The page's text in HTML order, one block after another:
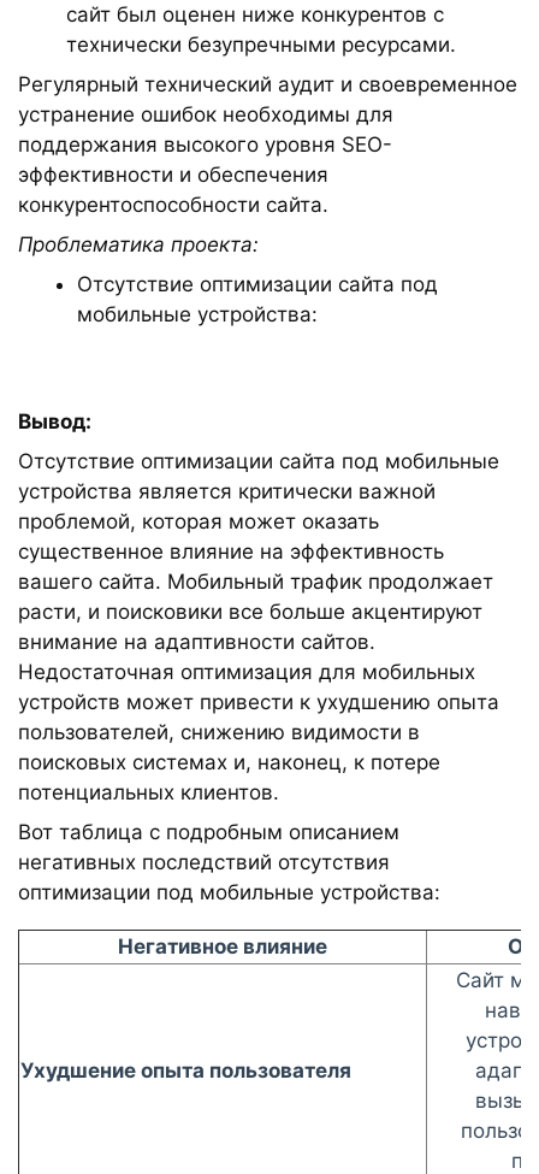
сайт был оценен ниже конкурентов с
технически безупречными ресурсами.
Регулярный технический аудит и своевременное
устранение ошибок необходимы для
поддержания высокого уровня SEO-
эффективности и обеспечения
конкурентоспособности сайта.
Проблематика проекта:
Отсутствие оптимизации сайта под
мобильные устройства:
Вывод:
Отсутствие оптимизации сайта под мобильные
устройства является критически важной
проблемой, которая может оказать
существенное влияние на эффективность
вашего сайта. Мобильный трафик продолжает
расти, и поисковики все больше акцентируют
внимание на адаптивности сайтов.
Недостаточная оптимизация для мобильных
устройств может привести к ухудшению опыта
пользователей, снижению видимости в
поисковых системах и, наконец, к потере
потенциальных клиентов.
Вот таблица с подробным описанием
негативных последствий отсутствия
оптимизации под мобильные устройства:
Негативное влияние
Ухудшение опыта пользователя
Сайт